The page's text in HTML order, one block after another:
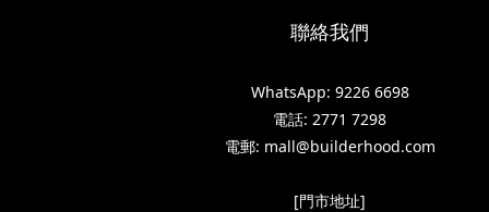
聯絡我們
WhatsApp: 9226 6698
電話: 2771 7298
電郵: mall@builderhood.com
[門市地址]